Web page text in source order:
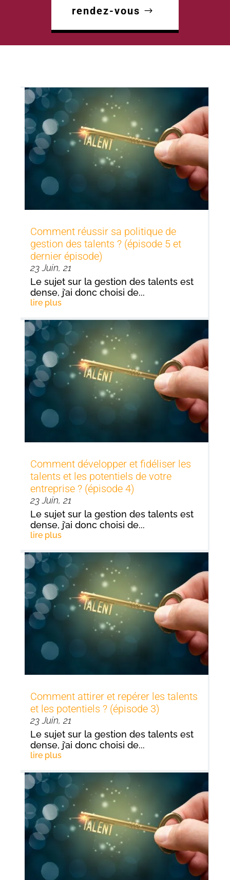
rendez-vous
Comment réussir sa politique de
gestion des talents ? (épisode 5 et
dernier épisode)
23 Juin, 21
Le sujet sur la gestion des talents est
dense, j’ai donc choisi de...
lire plus
Comment développer et fidéliser les
talents et les potentiels de votre
entreprise ? (épisode 4)
23 Juin, 21
Le sujet sur la gestion des talents est
dense, j’ai donc choisi de...
lire plus
Comment attirer et repérer les talents
et les potentiels ? (épisode 3)
23 Juin, 21
Le sujet sur la gestion des talents est
dense, j’ai donc choisi de...
lire plus